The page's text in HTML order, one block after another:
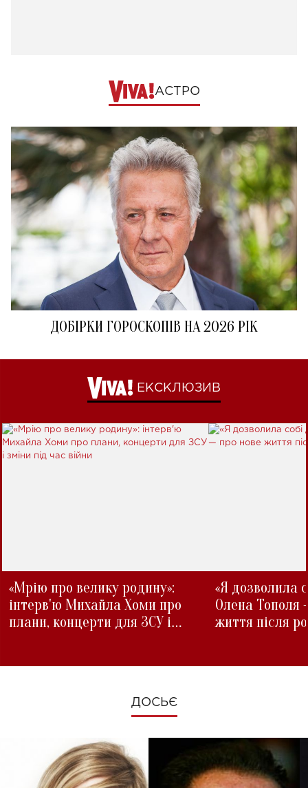
АСТРО
ДОБІРКИ ГОРОСКОПІВ НА 2026 РІК
ЕКСКЛЮЗИВ
«Мрію про велику родину»:
інтерв'ю Михайла Хоми про
плани, концерти для ЗСУ і
«Я дозволила
Олена Тополя
життя після
ДОСЬЄ